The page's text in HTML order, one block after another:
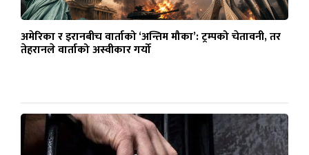
अमेरिका र इरानबीच वार्ताको ‘अन्तिम मौका’: ट्रम्पको चेतावनी, तर
तेहरानले वार्ताको अस्वीकार गर्यो